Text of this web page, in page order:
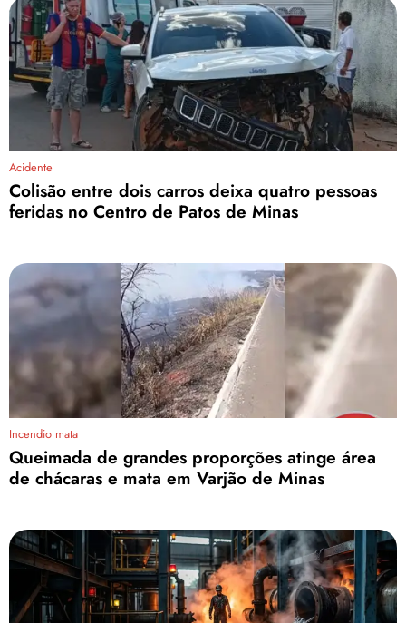
Acidente
Colisão entre dois carros deixa quatro pessoas
feridas no Centro de Patos de Minas
Incendio mata
Queimada de grandes proporções atinge área
de chácaras e mata em Varjão de Minas